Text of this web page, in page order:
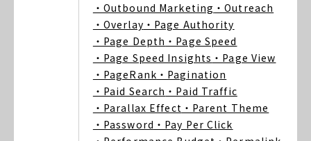
・Outbound Marketing ・Outreach
・Overlay ・Page Authority
・Page Depth ・Page Speed
・Page Speed Insights ・Page View
・PageRank ・Pagination
・Paid Search ・Paid Traffic
・Parallax Effect ・Parent Theme
・Password ・Pay Per Click